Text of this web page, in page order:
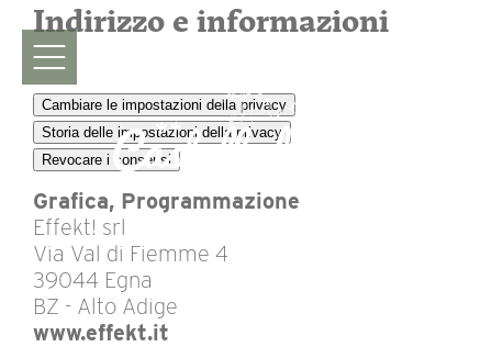
Indirizzo e informazioni
Cambiare le impostazioni della privacy
Storia delle impostazioni della privacy
Revocare i consensi
Grafica, Programmazione
Effekt! srl
Via Val di Fiemme 4
39044 Egna
BZ - Alto Adige
www.effekt.it